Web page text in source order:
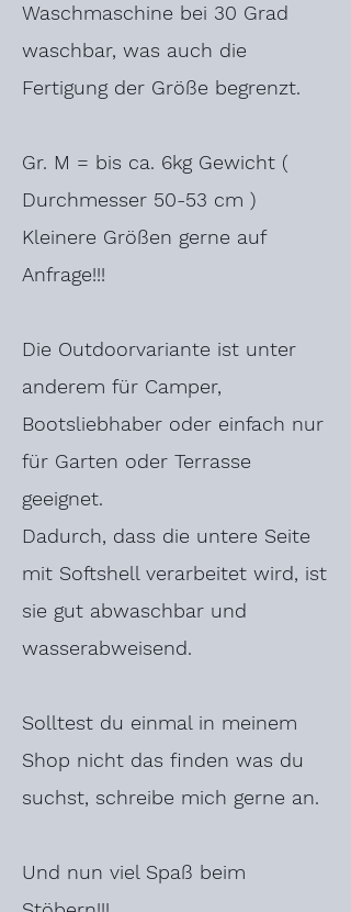
Waschmaschine bei 30 Grad
waschbar, was auch die
Fertigung der Größe begrenzt.
Gr. M = bis ca. 6kg Gewicht (
Durchmesser 50-53 cm )
Kleinere Größen gerne auf
Anfrage!!!
Die Outdoorvariante ist unter
anderem für Camper,
Bootsliebhaber oder einfach nur
für Garten oder Terrasse
geeignet.
Dadurch, dass die untere Seite
mit Softshell verarbeitet wird, ist
sie gut abwaschbar und
wasserabweisend.
Solltest du einmal in meinem
Shop nicht das finden was du
suchst, schreibe mich gerne an.
Und nun viel Spaß beim